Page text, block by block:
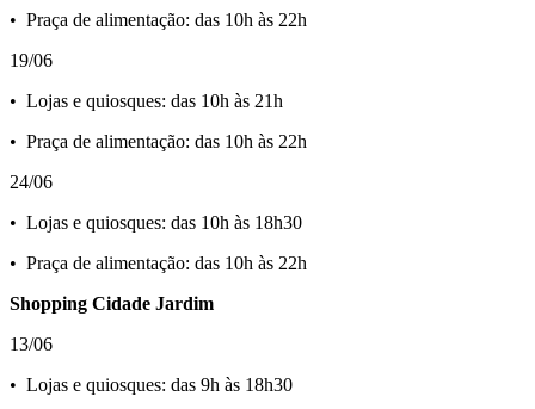
•⁠ ⁠Praça de alimentação: das 10h às 22h
19/06
•⁠ ⁠Lojas e quiosques: das 10h às 21h
•⁠ ⁠Praça de alimentação: das 10h às 22h
24/06
•⁠ ⁠Lojas e quiosques: das 10h às 18h30
•⁠ ⁠Praça de alimentação: das 10h às 22h
Shopping Cidade Jardim
13/06
•⁠ ⁠Lojas e quiosques: das 9h às 18h30